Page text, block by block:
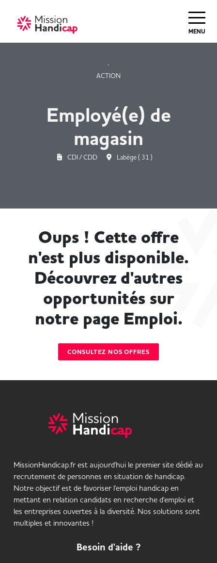
MENU
ACTION
Employé(e) de
magasin
CDI / CDD Labège ( 31 )
Oups ! Cette offre
n'est plus disponible.
Découvrez d'autres
opportunités sur
notre page Emploi.
CONSULTEZ NOS OFFRES
MissionHandicap.fr est aujourd'hui le premier site dédié au
recrutement de personnes en situation de handicap.
Notre objectif est de favoriser l'emploi handicap en
mettant en relation candidats en recherche d'emploi et
les entreprises ouvertes à la diversité. Nos solutions sont
multiples et innovantes !
Besoin d'aide ?